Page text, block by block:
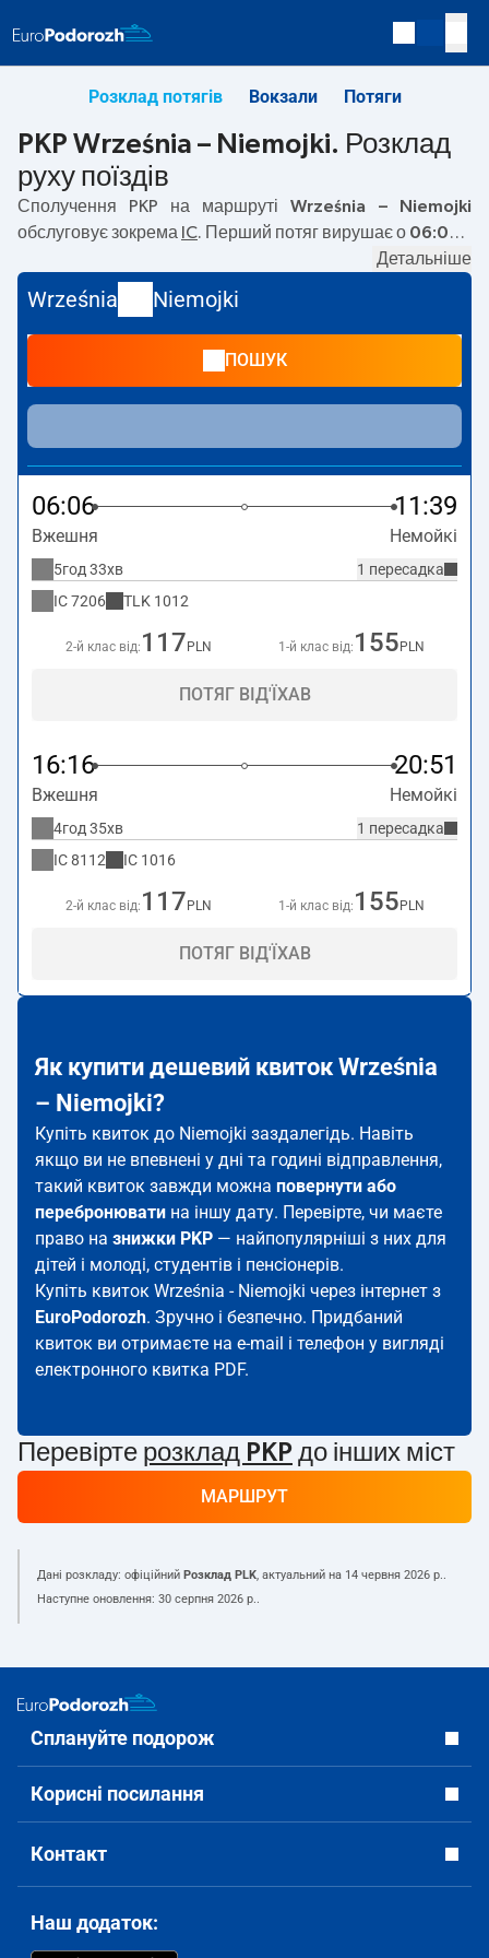
Розклад потягів Вокзали Потяги
PKP Września – Niemojki. Розклад
руху поїздів
Сполучення PKP на маршруті Września – Niemojki
обслуговує зокрема IC . Перший потяг вирушає о 06:06з
курсують також інші потяги:
квитка і зазвичай довший час подорожі. Потяг завершує
маршрут на станції Niemojki.
Детальніше
Września Niemojki
ПОШУК
06:06 11:39
Вжешня Немойкі
1 пересадка
5год 33хв
IC7206 TLK 1012
2-й клас від: 117 PLN 1-й клас від: 155 PLN
ПОТЯГ ВІД'ЇХАВ
16:16 20:51
Вжешня Немойкі
1 пересадка
4год 35хв
IC8112 IC 1016
2-й клас від: 117 PLN 1-й клас від: 155 PLN
ПОТЯГ ВІД'ЇХАВ
Як купити дешевий квиток Września
– Niemojki?
Купіть квиток до Niemojki заздалегідь. Навіть
якщо ви не впевнені у дні та годині відправлення,
такий квиток завжди можна повернути або
перебронювати на іншу дату. Перевірте, чи маєте
право на знижки PKP — найпопулярніші з них для
дітей і молоді, студентів і пенсіонерів.
Купіть квиток Września - Niemojki через інтернет з
EuroPodorozh. Зручно і безпечно. Придбаний
квиток ви отримаєте на e-mail і телефон у вигляді
електронного квитка PDF.
Перевірте розклад PKP до інших міст
МАРШРУТ
Дані розкладу: офіційний Розклад PLK, актуальний на 14 червня 2026 р..
Наступне оновлення: 30 серпня 2026 р..
Сплануйте подорож
Корисні посилання
Контакт
Наш додаток: